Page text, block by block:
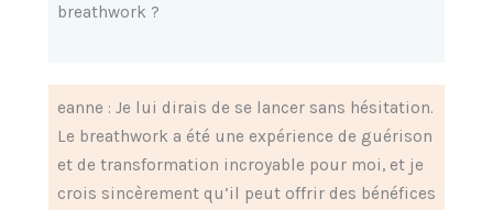
breathwork ?
eanne : Je lui dirais de se lancer sans hésitation.
Le breathwork a été une expérience de guérison
et de transformation incroyable pour moi, et je
crois sincèrement qu’il peut offrir des bénéfices